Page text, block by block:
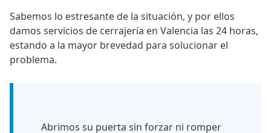
Sabemos lo estresante de la situación, y por ellos
damos servicios de cerrajería en Valencia las 24 horas,
estando a la mayor brevedad para solucionar el
problema.
Abrimos su puerta sin forzar ni romper